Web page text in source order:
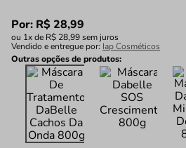
Por: R$ 28,99
ou 1x de R$ 28,99sem juros
Vendido e entregue por: Iap Cosméticos
Outras opções de produtos: